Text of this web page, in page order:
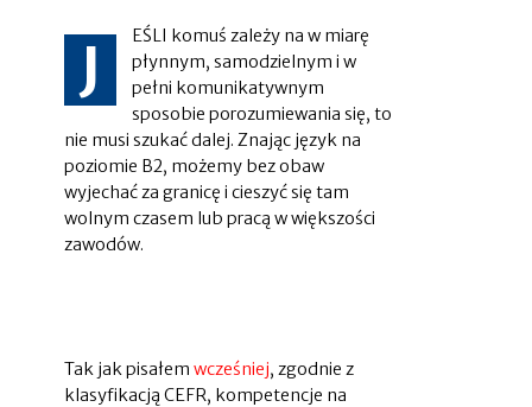
J
EŚLI komuś zależy na w miarę
płynnym, samodzielnym i w
pełni komunikatywnym
sposobie porozumiewania się, to
nie musi szukać dalej. Znając język na
poziomie B2, możemy bez obaw
wyjechać za granicę i cieszyć się tam
wolnym czasem lub pracą w większości
zawodów.
Tak jak pisałemwcześniej, zgodnie z
klasyfikacją CEFR, kompetencje na